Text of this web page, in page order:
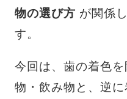
物の選び方 が関係
す。
今回は、歯の着色
物・飲み物と、逆